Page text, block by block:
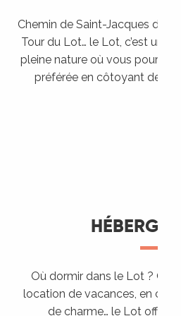
Chemin de Saint-Jacques de
Tour du Lot… le Lot, c’est une
pleine nature où vous pourrez
préférée en côtoyant des
Où dormir dans le Lot ? Chez
location de vacances, en
de charme… le Lot offre